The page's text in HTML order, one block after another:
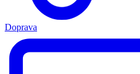
Doprava